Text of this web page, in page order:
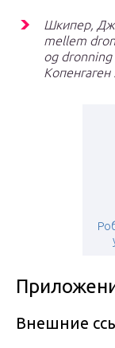
Шкипер,
mellem
og
Копенгаген
Внешние